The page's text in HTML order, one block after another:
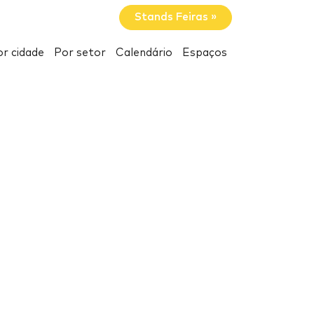
Stands Feiras »
cidade Por setor Calendário Espaços